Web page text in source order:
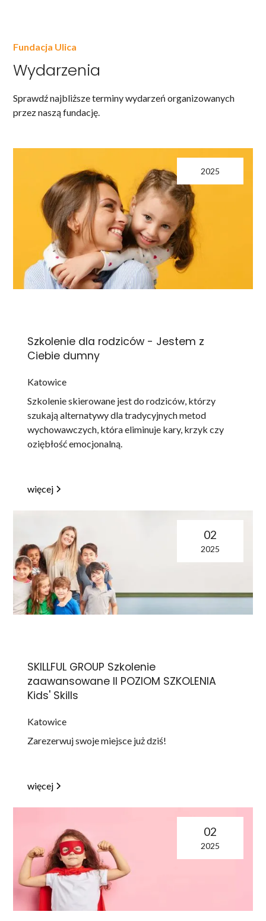
Fundacja Ulica
Wydarzenia
Sprawdź najbliższe terminy wydarzeń organizowanych
przez naszą fundację.
2025
Szkolenie dla rodziców - Jestem z
Ciebie dumny
Katowice
Szkolenie skierowane jest do rodziców, którzy
szukają alternatywy dla tradycyjnych metod
wychowawczych, która eliminuje kary, krzyk czy
oziębłość emocjonalną.
więcej
02
2025
SKILLFUL GROUP Szkolenie
zaawansowane II POZIOM SZKOLENIA
Kids' Skills
Katowice
Zarezerwuj swoje miejsce już dziś!
więcej
02
2025